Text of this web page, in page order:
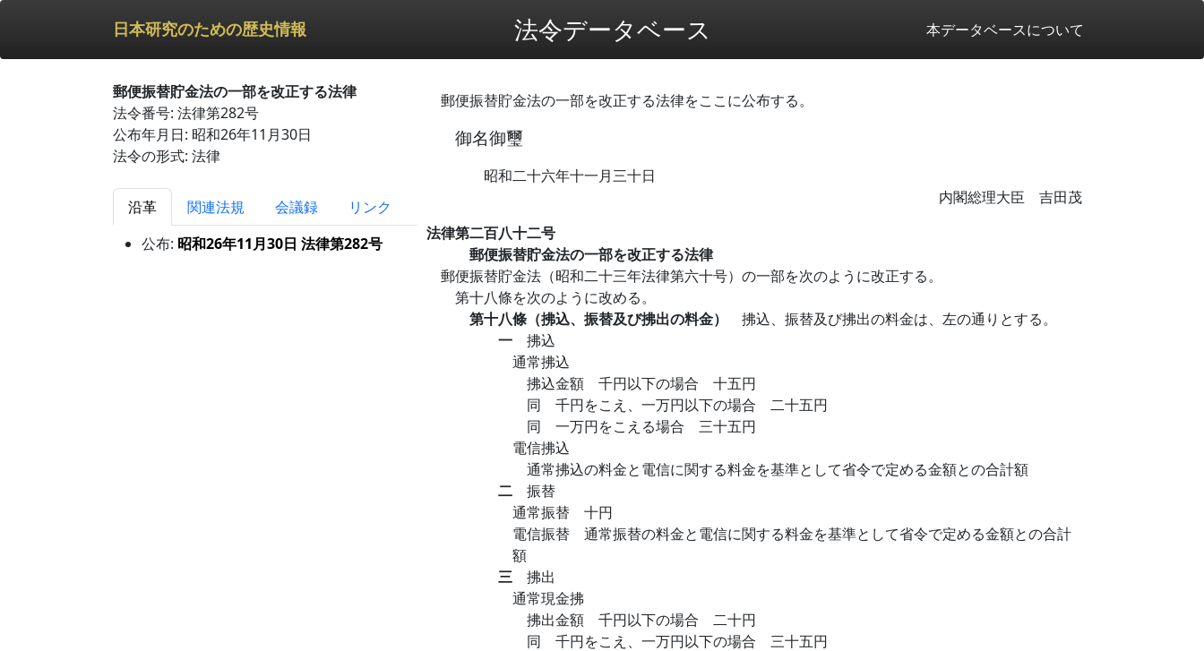
日本研究のための歴史情報 法令データベース 本データベースについて
郵便振替貯金法の一部を改正する法律
法令番号: 法律第282号
公布年月日: 昭和26年11月30日
法令の形式: 法律
沿革 関連法規 会議録
リンク
公布: 昭和26年11月30日 法律第282号
郵便振替貯金法の一部を改正する法律をここに公布する。
御名御璽
昭和二十六年十一月三十日
内閣総理大臣 吉田茂
法律第二百八十二号
郵便振替貯金法の一部を改正する法律
郵便振替貯金法（昭和二十三年法律第六十号）の一部を次のように改正する。
第十八條を次のように改める。
第十八條（拂込、振替及び拂出の料金） 拂込、振替及び拂出の料金は、左の通りとする。
一 拂込
通常拂込
拂込金額 千円以下の場合 十五円
同 千円をこえ、一万円以下の場合 二十五円
同 一万円をこえる場合 三十五円
電信拂込
通常拂込の料金と電信に関する料金を基準として省令で定める金額との合計額
二 振替
通常振替 十円
電信振替 通常振替の料金と電信に関する料金を基準として省令で定める金額との合計
額
三 拂出
通常現金拂
拂出金額 千円以下の場合 二十円
同 千円をこえ、一万円以下の場合 三十五円